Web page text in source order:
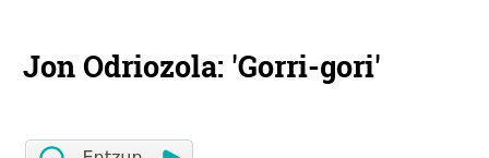
Jon Odriozola: 'Gorri-gori'